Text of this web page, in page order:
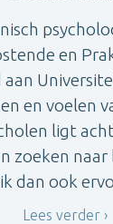
en
en voelen
ligt
zoeken
dan ook
Lees verder